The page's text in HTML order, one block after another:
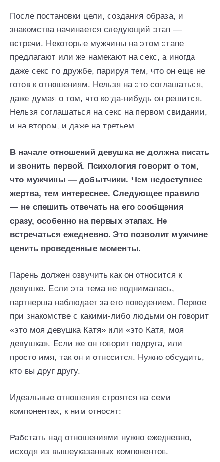
После постановки цели, создания образа, и
знакомства начинается следующий этап —
встречи. Некоторые мужчины на этом этапе
предлагают или же намекают на секс, а иногда
даже секс по дружбе, парируя тем, что он еще не
готов к отношениям. Нельзя на это соглашаться,
даже думая о том, что когда-нибудь он решится.
Нельзя соглашаться на секс на первом свидании,
и на втором, и даже на третьем.
В начале отношений девушка не должна писать
и звонить первой. Психология говорит о том,
что мужчины — добытчики. Чем недоступнее
жертва, тем интереснее. Следующее правило
— не спешить отвечать на его сообщения
сразу, особенно на первых этапах. Не
встречаться ежедневно. Это позволит мужчине
ценить проведенные моменты.
Парень должен озвучить как он относится к
девушке. Если эта тема не поднималась,
партнерша наблюдает за его поведением. Первое
при знакомстве с какими-либо людьми он говорит
«это моя девушка Катя» или «это Катя, моя
девушка». Если же он говорит подруга, или
просто имя, так он и относится. Нужно обсудить,
кто вы друг другу.
Идеальные отношения строятся на семи
компонентах, к ним относят:
Работать над отношениями нужно ежедневно,
исходя из вышеуказанных компонентов.